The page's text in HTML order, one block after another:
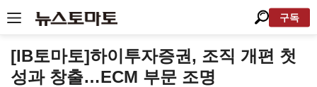
구독
[IB토마토]하이투자증권, 조직 개편 첫
성과 창출…ECM 부문 조명